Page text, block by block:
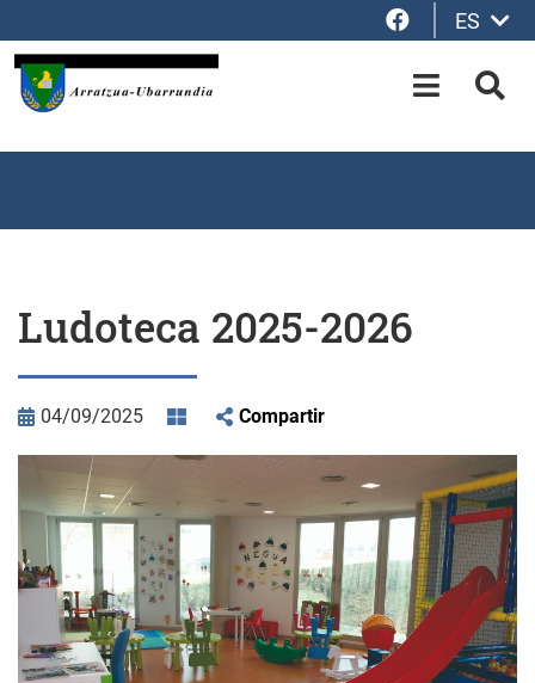
Facebook
ES
OPEN-
Ludoteca 2025-2026
04/09/2025 Compartir